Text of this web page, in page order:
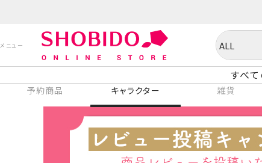
すべ
予約商品 キャラクター 雑貨